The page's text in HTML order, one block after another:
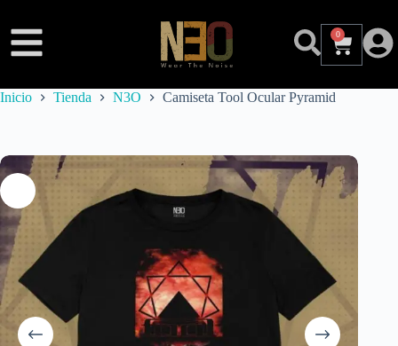
0
Inicio Tienda N3O Camiseta Tool Ocular Pyramid